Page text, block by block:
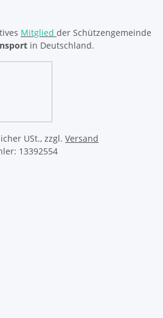
Mitglied der Schützengemeinde
in Deutschland.
USt., zzgl. Versand
13392554